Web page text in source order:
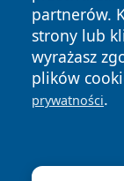
partnerów.
strony lub
wyrażasz
plików
prywatności.
News Autorzy